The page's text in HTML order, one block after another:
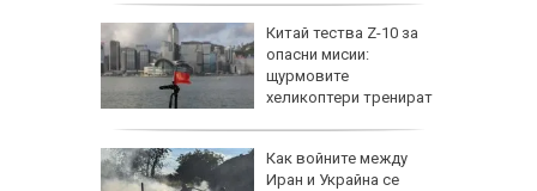
Китай тества Z-10 за
опасни мисии:
щурмовите
хеликоптери тренират
Как войните между
Иран и Украйна се